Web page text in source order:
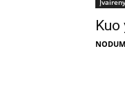
Kuo
NODUM